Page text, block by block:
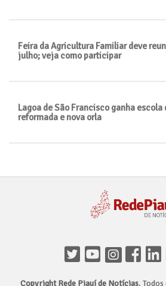
Feira da Agricultura Familiar deve
julho; veja como participar
Lagoa de São Francisco ganha
reformada e nova orla
Copyright Rede Piauí de Notícias.